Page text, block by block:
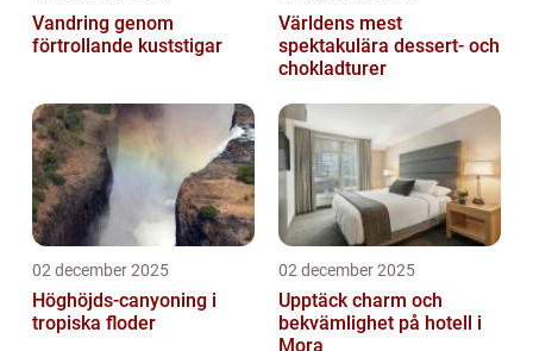
Vandring genom
förtrollande kuststigar
Världens mest
spektakulära dessert- och
chokladturer
02 december 2025
Höghöjds-canyoning i
tropiska floder
02 december 2025
Upptäck charm och
bekvämlighet på hotell i
Mora